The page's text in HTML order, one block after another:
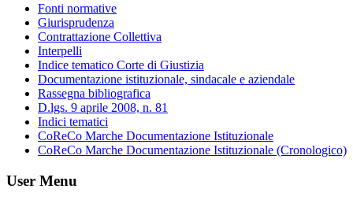
Fonti normative
Giurisprudenza
Contrattazione Collettiva
Interpelli
Indice tematico Corte di Giustizia
Documentazione istituzionale, sindacale e aziendale
Rassegna bibliografica
D.lgs. 9 aprile 2008, n. 81
Indici tematici
CoReCo Marche Documentazione Istituzionale
CoReCo Marche Documentazione Istituzionale (Cronologico)
User Menu